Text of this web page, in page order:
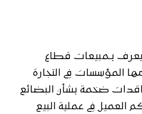
يعرف بـمبيعات قطاع
المؤسسات في التجارة
ضخمة بشأن البضائع
العميل في عملية البيع